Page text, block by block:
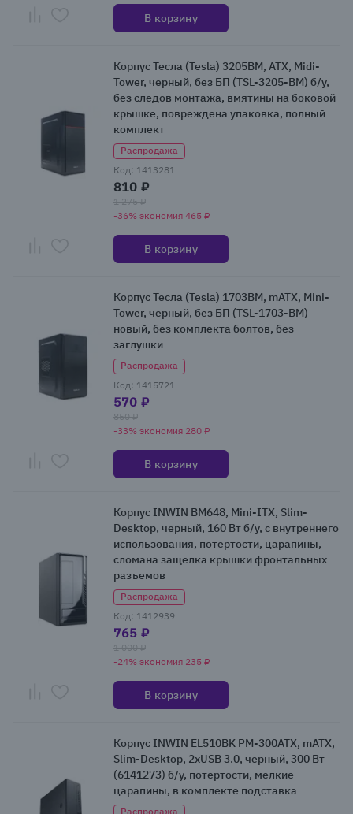
В корзину
Корпус Тесла (Tesla) 3205BM, ATX, Midi-
Tower, черный, без БП (TSL-3205-BM) б/у,
без следов монтажа, вмятины на боковой
крышке, повреждена упаковка, полный
комплект
Распродажа
Код: 1413281
810 ₽
1 275 ₽
-36% экономия 465 ₽
В корзину
Корпус Тесла (Tesla) 1703BM, mATX, Mini-
Tower, черный, без БП (TSL-1703-BM)
новый, без комплекта болтов, без
заглушки
Распродажа
Код: 1415721
570 ₽
850 ₽
-33% экономия 280 ₽
В корзину
Корпус INWIN BM648, Mini-ITX, Slim-
Desktop, черный, 160 Вт б/у, с внутреннего
использования, потертости, царапины,
сломана защелка крышки фронтальных
разъемов
Распродажа
Код: 1412939
765 ₽
1 000 ₽
-24% экономия 235 ₽
В корзину
Корпус INWIN EL510BK PM-300ATX, mATX,
Slim-Desktop, 2xUSB 3.0, черный, 300 Вт
(6141273) б/у, потертости, мелкие
царапины, в комплекте подставка
Распродажа